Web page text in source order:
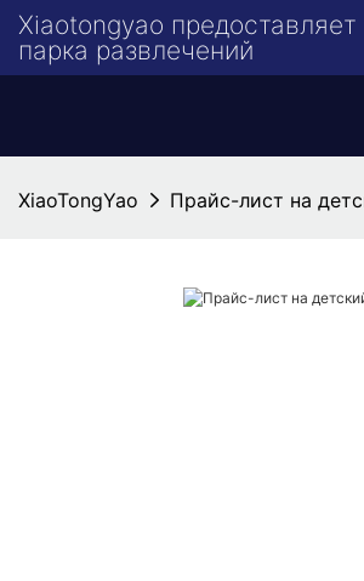
Xiaotongyao
парка развлечений
XiaoTongYao Прайс-лист на